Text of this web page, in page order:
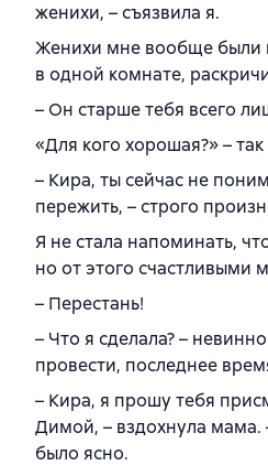
женихи, – съязвила я.
Женихи мне вообще были
в одной комнате,
– Он старше тебя всего
«Для кого хорошая?» –
– Кира, ты сейчас не
пережить, – строго
Я не стала напоминать,
но от этого счастливыми
– Перестань!
– Что я сделала? –
провести, последнее
– Кира, я прошу тебя
Димой, – вздохнула мама.
было ясно.